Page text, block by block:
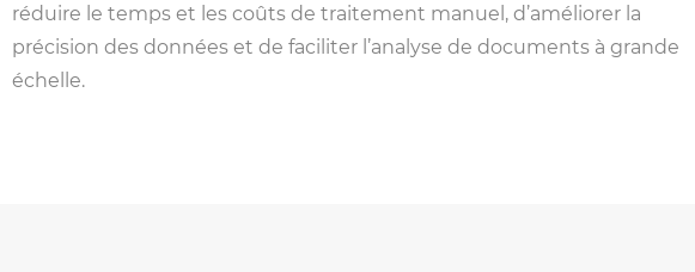
réduire le temps et les coûts de traitement manuel, d’améliorer la
précision des données et de faciliter l’analyse de documents à grande
échelle.